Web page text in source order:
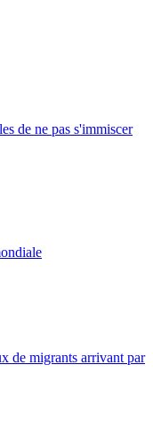
de ne pas s'immiscer
de migrants arrivant par